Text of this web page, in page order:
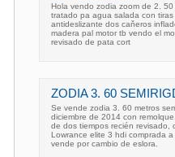
Hola vendo zodia zoom de 2.
tratado pa agua salada con
antideslizante dos caňeros
madera pal motor tb vendo el
revisado de pata cort
ZODIA 3. 60
Se vende zodia 3. 60 metros
diciembre de 2014 con
de dos tiempos recién revisado,
Lowrance elite 3 hdi comprada
vende por cambio de eslora.